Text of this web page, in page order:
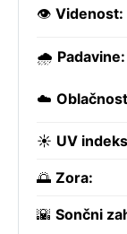
👁️ Videnost:
🌧️ Padavine:
☁️
☀️ UV
🌅 Zora:
🌇 Sončni